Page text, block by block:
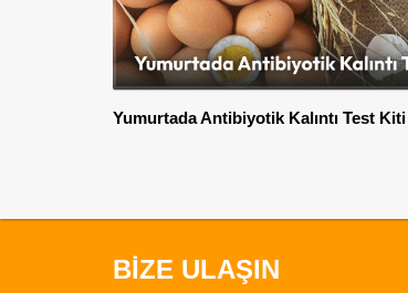
Yumurtada Antibiyotik Kalıntı Test Kiti
BİZE ULAŞIN